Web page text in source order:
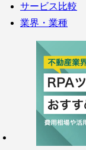
サービス比較
業界・業種